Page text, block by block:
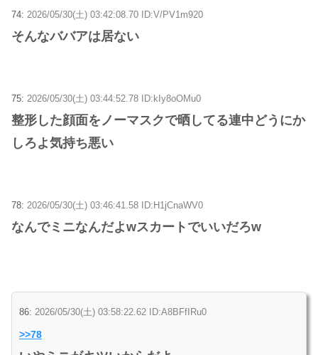
74: 2026/05/30(土) 03:42:08.70 ID:V/PV1m920
そんなババアは居ない
75: 2026/05/30(土) 03:44:52.78 ID:kIy8oOMu0
整形した顔面をノーマスクで晒してる連中どうにか
しろよ気持ち悪い
78: 2026/05/30(土) 03:46:41.58 ID:H1jCnaWV0
なんでミニなんだよwスカートでいいだろw
86: 2026/05/30(土) 03:58:22.62 ID:A8BFfIRu0
>>78